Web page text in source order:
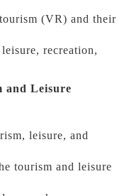
(VR) and their
recreation,
and Leisure
leisure, and
tourism and leisure